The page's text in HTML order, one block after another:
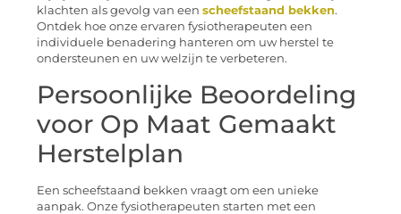
klachten als gevolg van een scheefstaand bekken.
Ontdek hoe onze ervaren fysiotherapeuten een
individuele benadering hanteren om uw herstel te
ondersteunen en uw welzijn te verbeteren.
Persoonlijke Beoordeling
voor Op Maat Gemaakt
Herstelplan
Een scheefstaand bekken vraagt om een unieke
aanpak. Onze fysiotherapeuten starten met een